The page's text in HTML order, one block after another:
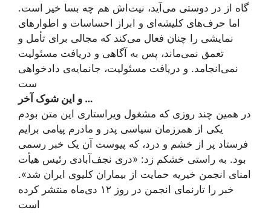
گاه از در دوستی می‌آید، نیت‌اش هم چه بسا خیر است.
اما حرف‌های کلیشه‌ای و ابراز احساسات و اطوارهای
نمایشی را چنان فعال می‌کند که مجالی برای تأمل و
تعمق نمی‌ماند، پس به آگاهی و دریافت مسئولیت
نمی‌انجامد. و دریافت مسئولیت، جانمایه‌ی دادخواهی
ست
و این شوک آخر …
در همین چند روزی که مشغول ویراستاری این متن بودم
یکی از همرزمان سیاسی پدر و مادرم پیامی برایم
فرستاد پر از خشم و درد، که پیوست آن یک خبر رسمی
بود. به راستی خشکم زد: «دری نجف‌آبادی رئیس هیأت
امنای انجمن خیریه حمایت از بیماران کلیوی ایران شد».
خبر را تارنمای انجمن در روز ۱۲ دی‌ماه منتشر کرده
است